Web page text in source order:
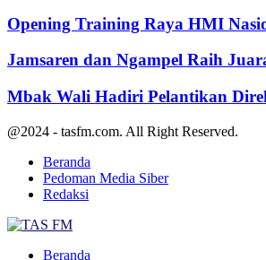
Opening Training Raya HMI
Jamsaren dan Ngampel Raih
Mbak Wali Hadiri Pelantikan
@2024 - tasfm.com. All Right Reserved.
Beranda
Pedoman Media Siber
Redaksi
Beranda